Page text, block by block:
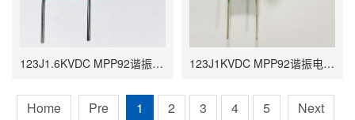
123J1.6KVDC MPP92谐振电容 0.012UF P15 17*5*11.5 123J1KVDC MPP92谐振电容 0.012UF P7.5 9.5*4*9
Home Pre 1 2 3 4 5 Next